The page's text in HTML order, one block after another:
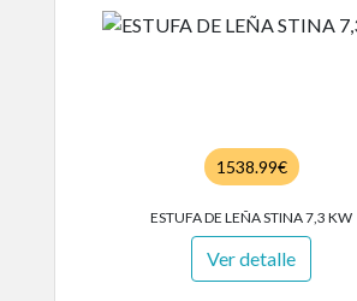
1538.99€
ESTUFA DE LEÑA STINA 7,3 KW
Ver detalle